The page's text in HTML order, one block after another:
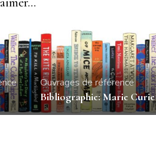
Ouvrages de référence
Bibliographie: Marie Curie